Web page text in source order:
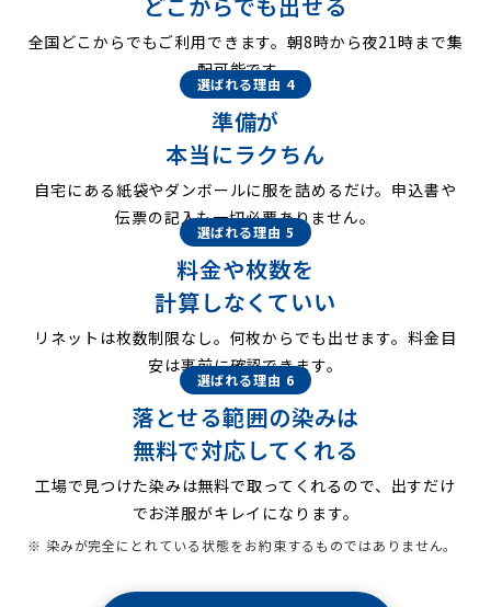
全国どこからでもご利用できます。朝8時から夜21時まで集
配可能です。
選ばれる理由 4
準備が
本当にラクちん
自宅にある紙袋やダンボールに服を詰めるだけ。申込書や
伝票の記入も一切必要ありません。
選ばれる理由 5
料金や枚数を
計算しなくていい
リネットは枚数制限なし。何枚からでも出せます。料金目
安は事前に確認できます。
選ばれる理由 6
落とせる範囲の染みは
無料で対応してくれる
工場で見つけた染みは無料で取ってくれるので、出すだけ
でお洋服がキレイになります。
※ 染みが完全にとれている状態をお約束するものではありません。